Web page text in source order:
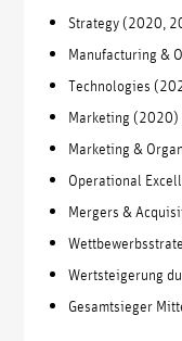
Strategy (2020,
Manufacturing &
Technologies
Marketing (2020)
Marketing &
Operational
Mergers &
Wertsteigerung
Gesamtsieger